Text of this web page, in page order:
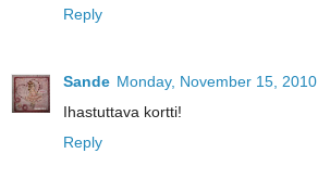
Reply
Sande Monday, November 15, 2010
Ihastuttava kortti!
Reply